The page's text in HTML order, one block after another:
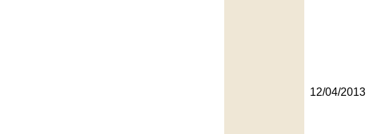
12/04/2013